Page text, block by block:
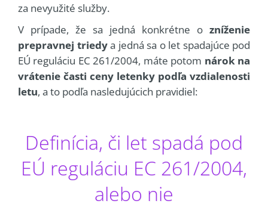
za nevyužité služby.
V prípade, že sa jedná konkrétne o zníženie
prepravnej triedya jedná sa o let spadajúce pod
EÚ reguláciu EC 261/2004, máte potom nárok na
vrátenie časti ceny letenky podľa vzdialenosti
letu, a to podľa nasledujúcich pravidiel:
Definícia, či let spadá pod
EÚ reguláciu EC 261/2004,
alebo nie